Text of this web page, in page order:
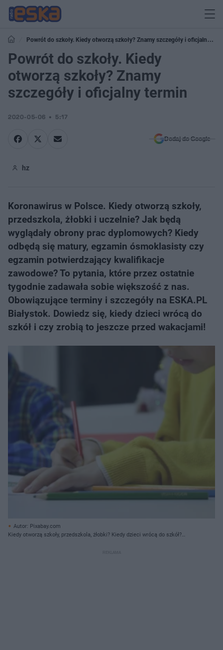
Powrót do szkoły. Kiedy otworzą szkoły? Znamy szczegóły i oficjalny
termin
Powrót do szkoły. Kiedy
otworzą szkoły? Znamy
szczegóły i oficjalny termin
2020-05-06 5:17
Dodaj do Google
hz
Koronawirus w Polsce. Kiedy otworzą szkoły,
przedszkola, żłobki i uczelnie? Jak będą
wyglądały obrony prac dyplomowych? Kiedy
odbędą się matury, egzamin ósmoklasisty czy
egzamin potwierdzający kwalifikacje
zawodowe? To pytania, które przez ostatnie
tygodnie zadawała sobie większość z nas.
Obowiązujące terminy i szczegóły na ESKA.PL
Białystok. Dowiedz się, kiedy dzieci wrócą do
szkół i czy zrobią to jeszcze przed wakacjami!
Autor: Pixabay.com
Kiedy otworzą szkoły, przedszkola, żłobki? Kiedy dzieci wrócą do szkół?